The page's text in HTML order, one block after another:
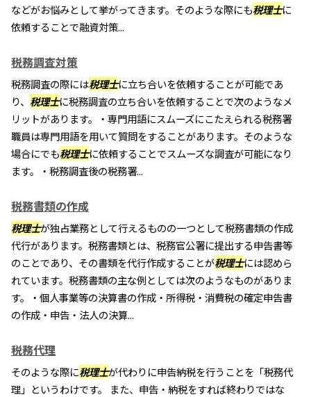
などがお悩みとして挙がってきます。そのような際にも税理士に
依頼することで融資対策...
税務調査対策
税務調査の際には税理士に立ち合いを依頼することが可能であ
り、 税理士に税務調査の立ち合いを依頼することで次のようなメ
リットがあります。・専門用語にスムーズにこたえられる税務署
職員は専門用語を用いて質問をすることがあります。そのような
場合にでも税理士に依頼することでスムーズな調査が可能になり
ます。・税務調査後の税務署...
税務書類の作成
税理士が独占業務として行えるものの一つとして税務書類の作成
代行があります。税務書類とは、税務官公署に提出する申告書等
のことであり、その書類を代行作成することが税理士には認めら
れています。税務書類の主な例としては次のようなものがありま
す。・個人事業等の決算書の作成・所得税・消費税の確定申告書
の作成・申告・法人の決算...
税務代理
そのような際に税理士が代わりに申告納税を行うことを「税務代
理」というわけです。 また、申告・納税をすれば終わりではな